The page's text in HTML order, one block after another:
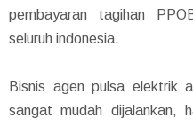
pembayaran tagihan
seluruh indonesia.
Bisnis agen pulsa elektrik
sangat mudah dijalankan,